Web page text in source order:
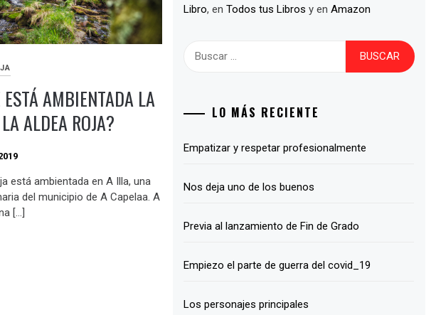
AMBIENTADA LA
ALDEA ROJA?
está ambientada en A Illa, una
del municipio de A Capelaa. A
[…]
Libro, enTodos tus Libros y enAmazon
LO MÁS RECIENTE
Empatizar y respetar profesionalmente
Nos deja uno de los buenos
Previa al lanzamiento de Fin de Grado
Empiezo el parte de guerra del covid_19
Los personajes principales